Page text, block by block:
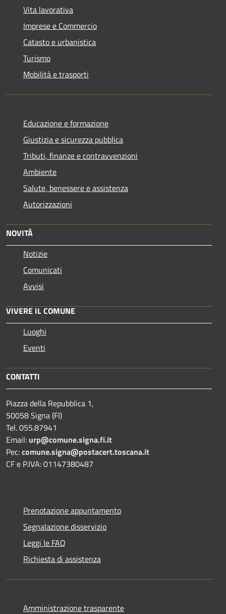
Vita lavorativa
Imprese e Commercio
Catasto e urbanistica
Turismo
Mobilità e trasporti
Educazione e formazione
Giustizia e sicurezza pubblica
Tributi, finanze e contravvenzioni
Ambiente
Salute, benessere e assistenza
Autorizzazioni
NOVITÀ
Notizie
Comunicati
Avvisi
VIVERE IL COMUNE
Luoghi
Eventi
CONTATTI
Piazza della Repubblica 1,
50058 Signa (FI)
Tel. 055.87941
Email: urp@comune.signa.fi.it
Pec:comune.signa@postacert.toscana.it
CF e P.IVA: 01147380487
Prenotazione appuntamento
Segnalazione disservizio
Leggi le FAQ
Richiesta di assistenza
Amministrazione trasparente